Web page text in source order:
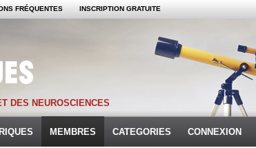
FRÉQUENTES INSCRIPTION GRATUITE
DES NEUROSCIENCES
MEMBRES CATEGORIES CONNEXION